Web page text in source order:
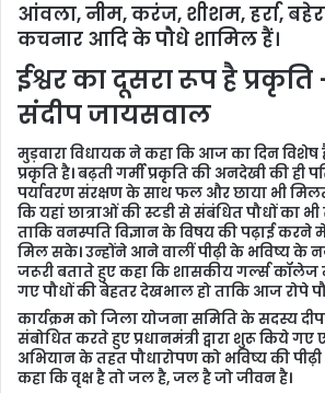
आंवला, नीम, करंज, शीशम, हर्रा,
कचनार आदि के पौधे शामिल हैं।
ईश्वर का दूसरा रूप है
संदीप जायसवाल
मुड़वारा विधायक ने कहा कि आज का दिन विशेष
प्रकृति है। बढ़ती गर्मी प्रकृति की अनदेखी की ही
पर्यावरण संरक्षण के साथ फल और छाया भी
कि यहां छात्राओं की स्टडी से संबंधित पौधों का भी
ताकि वनस्पति विज्ञान के विषय की पढ़ाई करने
मिल सके। उन्होंने आने वालीं पीढ़ी के भविष्य के
जरूरी बताते हुए कहा कि शासकीय गर्ल्स कॉलेज में
गए पौधों की बेहतर देखभाल हो ताकि आज रोपे
कार्यक्रम को जिला योजना समिति के सदस्य
संबोधित करते हुए प्रधानमंत्री द्वारा शुरू किये
अभियान के तहत पौधारोपण को भविष्य की
कहा कि वृक्ष है तो जल है, जल है जो जीवन है।